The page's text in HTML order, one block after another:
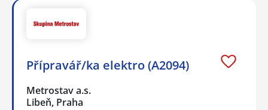
Přípravář/ka elektro (A2094)
Metrostav a.s.
Libeň, Praha